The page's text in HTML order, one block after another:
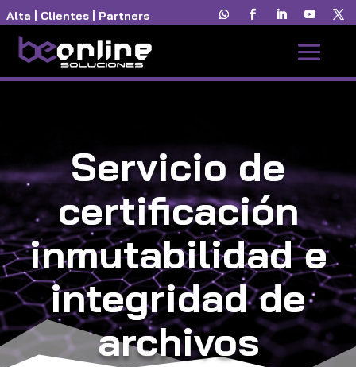
Alta Clientes Partners
Servicio de
certificación
inmutabilidad e
integridad de
archivos